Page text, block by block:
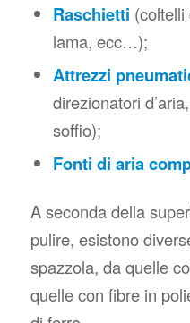
Raschietti
lama, ecc…);
Attrezzi
direzionatori
soffio);
Fonti di aria
A seconda della
pulire, esistono
spazzola, da quelle
quelle con fibre in